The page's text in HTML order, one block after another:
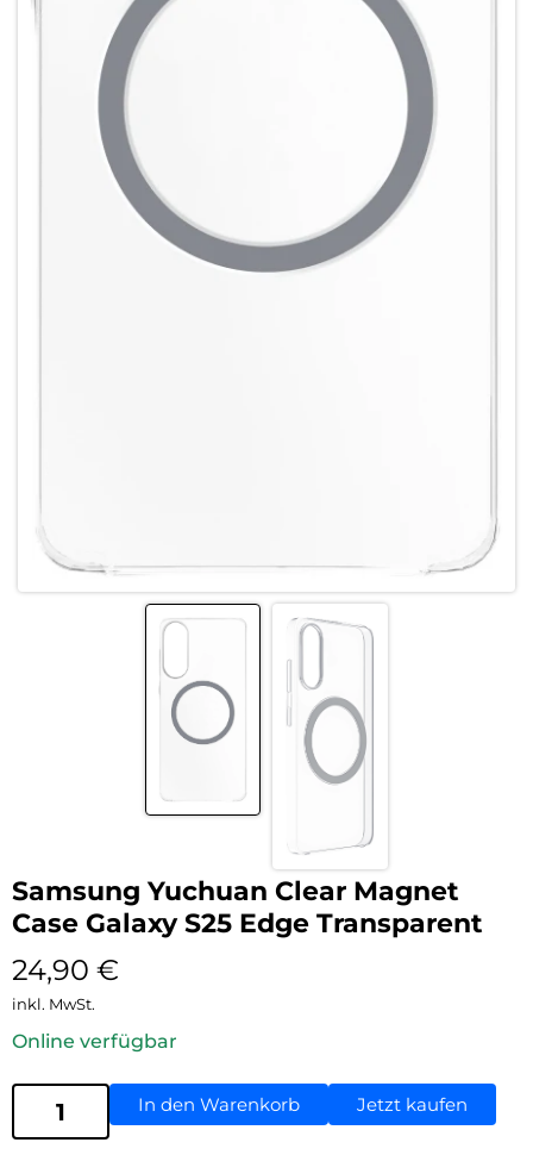
Samsung Yuchuan Clear Magnet
Case Galaxy S25 Edge Transparent
24,90 €
inkl. MwSt.
Online verfügbar
In den Warenkorb Jetzt kaufen